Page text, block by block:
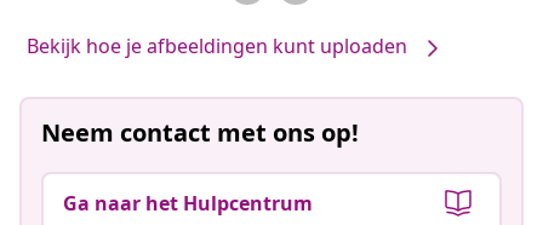
Bekijk hoe je afbeeldingen kunt uploaden
Neem contact met ons op!
Ga naar het Hulpcentrum